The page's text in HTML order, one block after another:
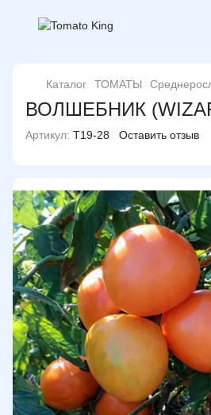
Каталог ТОМАТЫ
ВОЛШЕБНИК
Артикул: T19-28 Оставить отзыв